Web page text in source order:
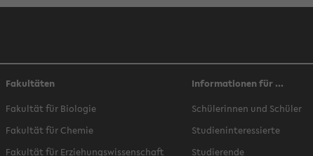
Fakultäten
Fakultät für Biologie
Fakultät für Chemie
Fakultät für Erziehungswissenschaft
Informationen für ...
Schülerinnen und Schüler
Studieninteressierte
Studierende